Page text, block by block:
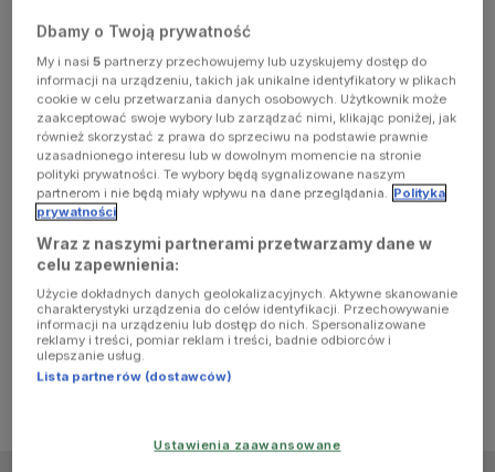
has
occurred
(see the
browser
console for
more
information)
Dbamy o Twoją prywatność
My i nasi5 partnerzy przechowujemy lub uzyskujemy dostęp do
informacji na urządzeniu, takich jak unikalne identyfikatory w plikach
cookie w celu przetwarzania danych osobowych. Użytkownik może
zaakceptować swoje wybory lub zarządzać nimi, klikając poniżej, jak
również skorzystać z prawa do sprzeciwu na podstawie prawnie
uzasadnionego interesu lub w dowolnym momencie na stronie
polityki prywatności. Te wybory będą sygnalizowane naszym
partnerom i nie będą miały wpływu na dane przeglądania. Polityka
prywatności
Wraz z naszymi partnerami przetwarzamy dane w
celu zapewnienia:
Użycie dokładnych danych geolokalizacyjnych. Aktywne skanowanie
charakterystyki urządzenia do celów identyfikacji. Przechowywanie
informacji na urządzeniu lub dostęp do nich. Spersonalizowane
reklamy i treści, pomiar reklam i treści, badnie odbiorców i
ulepszanie usług.
Lista partnerów (dostawców)
Ustawienia zaawansowane